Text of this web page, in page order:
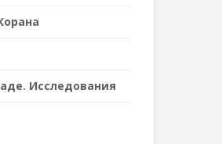
Исследования